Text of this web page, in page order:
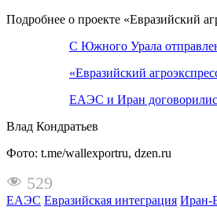
Подробнее о проекте «Евразийский
С Южного Урала
«Евразийский
ЕАЭС и Иран
Влад Кондратьев
Фото: t.me/wallexportru, dzen.ru
529
ЕАЭС Евразийская интеграция